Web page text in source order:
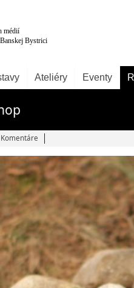
Ateliéry Eventy
Komentáre